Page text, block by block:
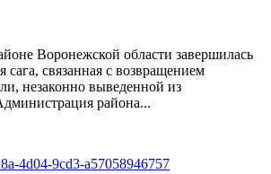
Воронежской области завершилась
сага, связанная с возвращением
незаконно выведенной из
района...